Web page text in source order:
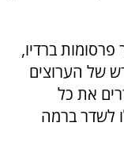
ברדיו,
של הערוצים
את כל
לשדר ברמה